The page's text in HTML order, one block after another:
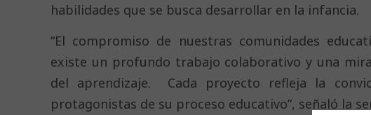
habilidades que se busca desarrollar en la infancia.
“El compromiso de nuestras comunidades
existe un profundo trabajo colaborativo y una
del aprendizaje. Cada proyecto refleja la
protagonistas de su proceso educativo”, señaló la